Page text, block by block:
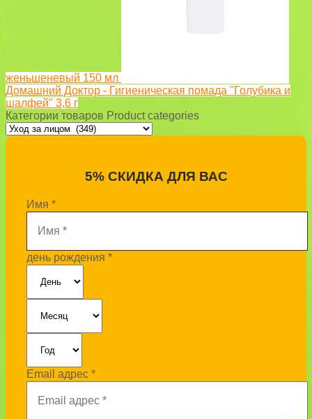
женьшеневый 150 мл
Домашний Доктор - Гигиеническая помада "Голубика и
шалфей" 3,6 г
Категории товаров Product categories
5% СКИДКА ДЛЯ ВАС
Имя *
день рождения *
Email адрес *